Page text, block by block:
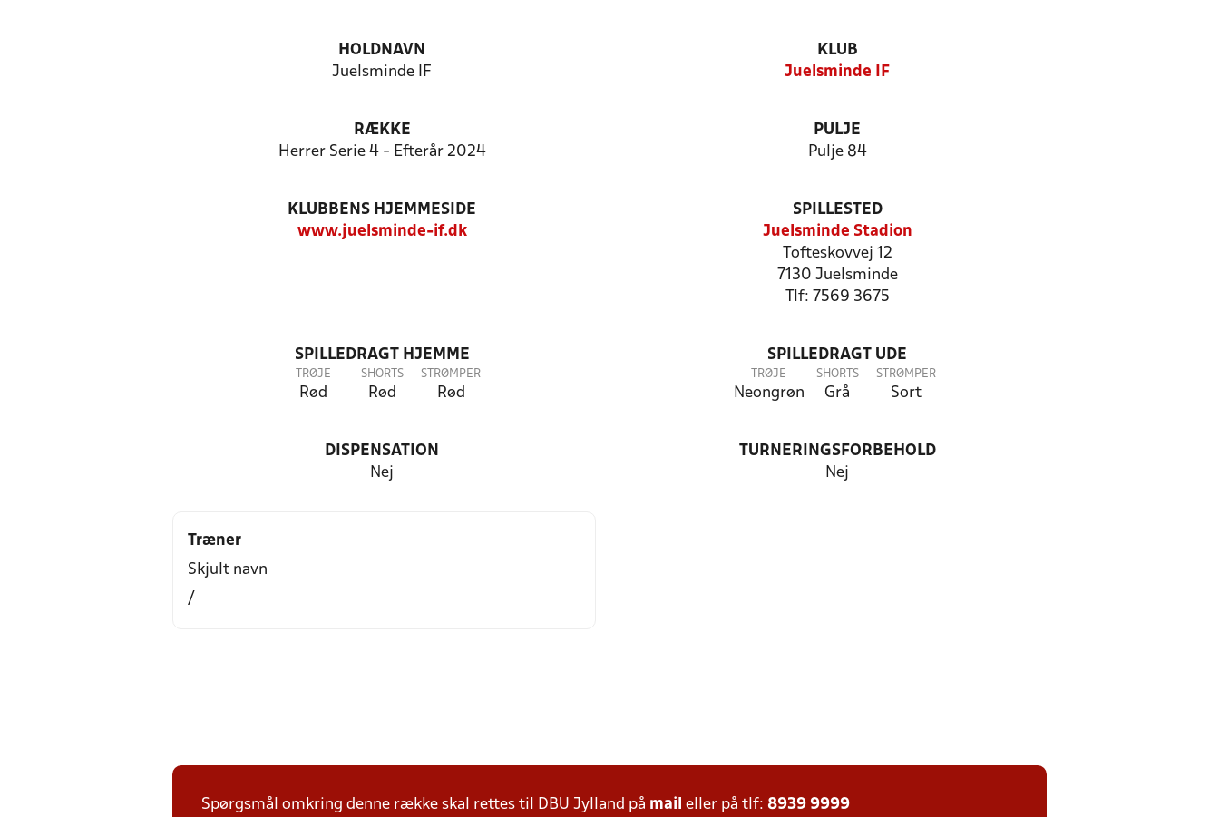
HOLDNAVN
Juelsminde IF
KLUB
Juelsminde IF
RÆKKE
Herrer Serie 4 - Efterår 2024
PULJE
Pulje 84
KLUBBENS HJEMMESIDE
www.juelsminde-if.dk
SPILLESTED
Juelsminde Stadion
Tofteskovvej 12
7130 Juelsminde
Tlf: 7569 3675
SPILLEDRAGT HJEMME
TRØJE
Rød
SHORTS
Rød
STRØMPER
Rød
SPILLEDRAGT UDE
TRØJE
Neongrøn
SHORTS
Grå
STRØMPER
Sort
DISPENSATION
Nej
TURNERINGSFORBEHOLD
Nej
Træner
Skjult navn
/
Spørgsmål omkring denne række skal rettes til DBU Jylland på mail eller på tlf: 8939 9999